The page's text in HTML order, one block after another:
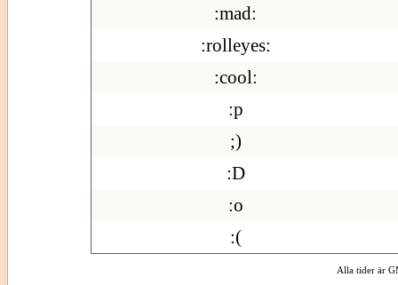
:mad:
:rolleyes:
:cool:
:p
;)
:D
:o
:(
Alla tider är